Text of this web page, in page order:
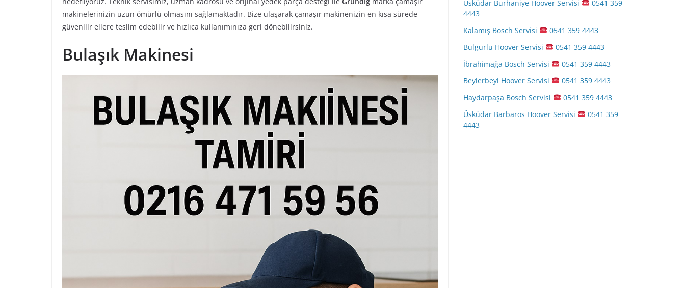
makinelerinizin uzun ömürlü olmasını sağlamaktadır. Bize ulaşarak çamaşır makinenizin en kısa sürede
güvenilir ellere teslim edebilir ve hızlıca kullanımınıza geri dönebilirsiniz.
Bulaşık Makinesi
Üsküdar Burhaniye Hoover Servisi
0541 359
4443
Kalamış Bosch Servisi
0541 359 4443
Bulgurlu Hoover Servisi
0541 359 4443
İbrahimağa Bosch Servisi
0541 359 4443
Beylerbeyi Hoover Servisi
0541 359 4443
Haydarpaşa Bosch Servisi
0541 359 4443
Üsküdar Barbaros Hoover Servisi
0541 359
4443